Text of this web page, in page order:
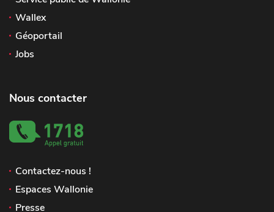
Wallex
Géoportail
Jobs
Nous contacter
Contactez-nous !
Espaces Wallonie
Presse